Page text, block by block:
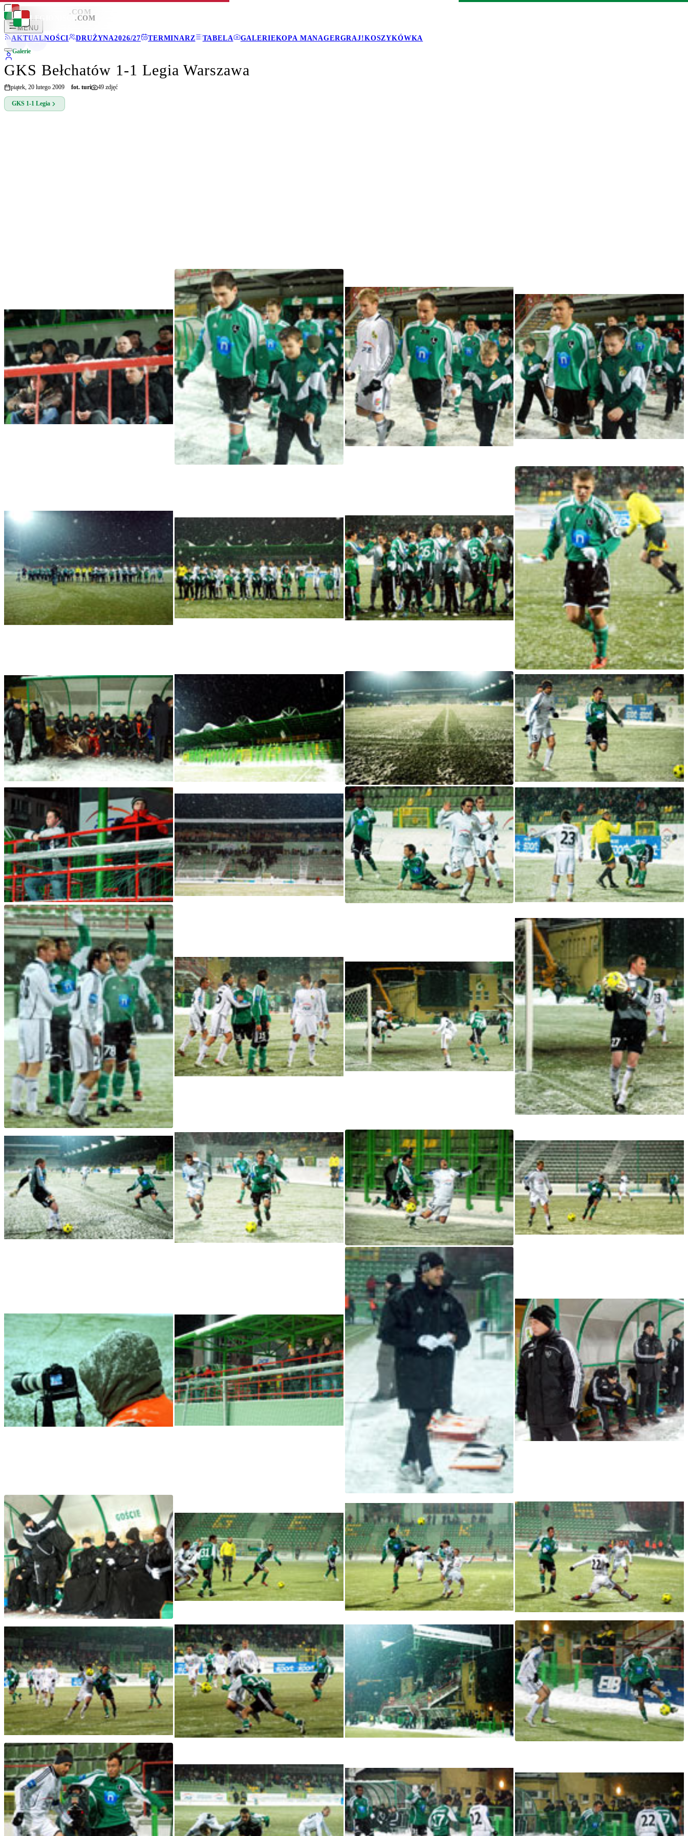
LEGIONISCI .COM
MENU
AKTUALNOŚCI
DRUŻYNA2026/27 TERMINARZ TABELA GALERIEKOPA MANAGERGRAJ!KOSZYKÓWKA
LEGIONISCI .COM
Galerie
GKS Bełchatów 1-1 Legia Warszawa
piątek, 20 lutego 2009 fot. turi 49 zdjęć
GKS 1-1 Legia